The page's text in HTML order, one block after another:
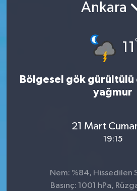
Ankara
11
Bölgesel gök gürültülü
yağmur
21 Mart
19:15
Nem: %84, Hissedilen
Basınç: 1001 hPa,